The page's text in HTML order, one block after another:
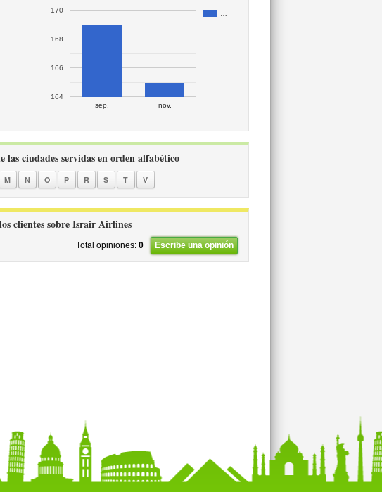
sep. nov.
164
166
168
170
ciudades servidas en orden alfabético
M N O P R S T V
clientes sobre Israir Airlines
Total opiniones: 0 Escribe una opinión